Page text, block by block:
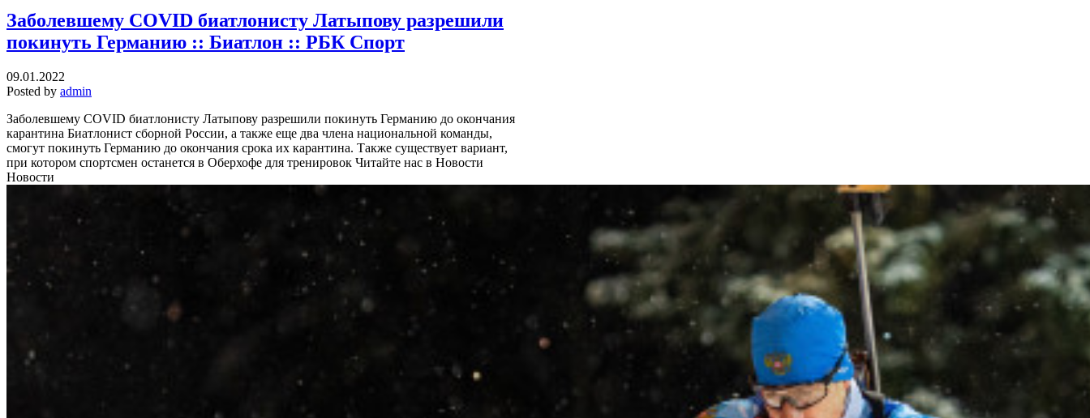
Заболевшему COVID биатлонисту Латыпову разрешили
покинуть Германию :: Биатлон :: РБК Спорт
09.01.2022
Posted by admin
Заболевшему COVID биатлонисту Латыпову разрешили покинуть Германию до окончания
карантина Биатлонист сборной России, а также еще два члена национальной команды,
смогут покинуть Германию до окончания срока их карантина. Также существует вариант,
при котором спортсмен останется в Оберхофе для тренировок Читайте нас в Новости
Новости